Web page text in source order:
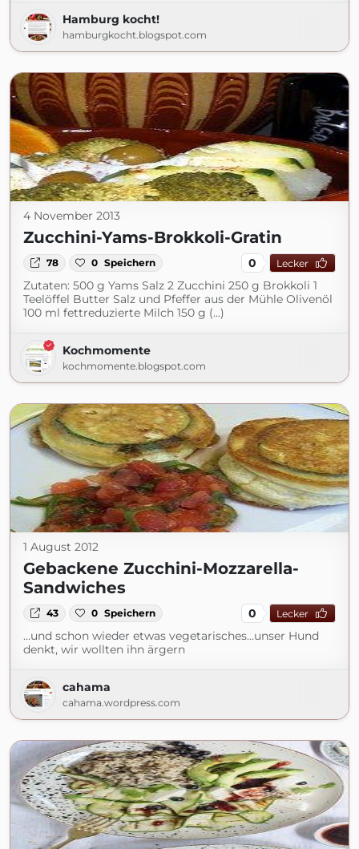
Hamburg kocht!
hamburgkocht.blogspot.com
4 November 2013
Zucchini-Yams-Brokkoli-Gratin
78 0 Speichern 0 Lecker
Zutaten: 500 g Yams Salz 2 Zucchini 250 g Brokkoli 1
Teelöffel Butter Salz und Pfeffer aus der Mühle Olivenöl
100 ml fettreduzierte Milch 150 g (...)
Kochmomente
kochmomente.blogspot.com
1 August 2012
Gebackene Zucchini-Mozzarella-
Sandwiches
43 0 Speichern 0 Lecker
…und schon wieder etwas vegetarisches…unser Hund
denkt, wir wollten ihn ärgern
cahama
cahama.wordpress.com